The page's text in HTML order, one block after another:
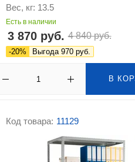
Вес, кг: 13.5
Есть в наличии
3 870 руб. 4 840 руб.
-20% Выгода 970 руб.
В
Код товара: 11129